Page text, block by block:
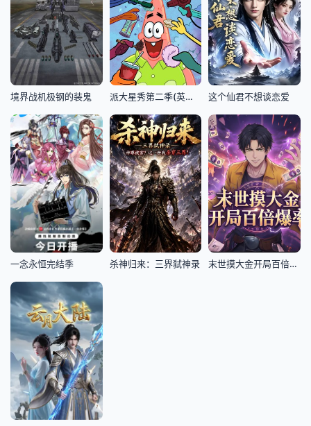
境界战机极钢的装鬼 派大星秀第二季(英文版) 这个仙君不想谈恋爱
一念永恒完结季 杀神归来：三界弑神录 末世摸大金开局百倍爆率